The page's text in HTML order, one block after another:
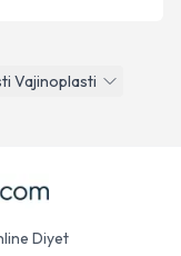
Vajinoplasti
Diyet